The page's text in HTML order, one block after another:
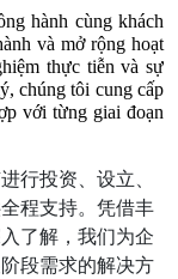
hành cùng khách
và mở rộng hoạt
thực tiễn và sự
chúng tôi cung cấp
với từng giai đoạn
行投资、设立、
程支持。凭借丰
了解，我们为企
段需求的解决方